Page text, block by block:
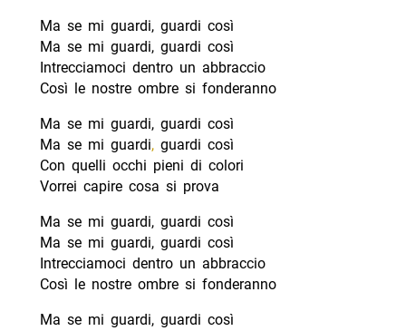
Ma se mi guardi, guardi così
Ma se mi guardi, guardi così
Intrecciamoci dentro un abbraccio
Così le nostre ombre si fonderanno
Ma se mi guardi, guardi così
Ma se mi guardi,guardi così
Con quelli occhi pieni di colori
Vorrei capire cosa si prova
Ma se mi guardi, guardi così
Ma se mi guardi, guardi così
Intrecciamoci dentro un abbraccio
Così le nostre ombre si fonderanno
Ma se mi guardi, guardi così